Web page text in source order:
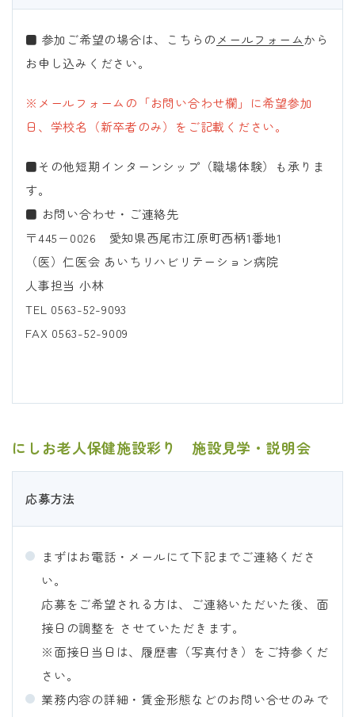
■ 参加ご希望の場合は、こちらのメールフォームから
お申し込みください。
※メールフォームの「お問い合わせ欄」に希望参加
日、学校名（新卒者のみ）をご記載ください。
■その他短期インターンシップ（職場体験）も承りま
す。
■ お問い合わせ・ご連絡先
〒445−0026 愛知県西尾市江原町西柄1番地1
（医）仁医会 あいちリハビリテーション病院
人事担当 小林
TEL 0563-52-9093
FAX 0563-52-9009
にしお老人保健施設彩り 施設見学・説明会
応募方法
まずはお電話・メールにて下記までご連絡くださ
い。
応募をご希望される方は、ご連絡いただいた後、面
接日の調整を させていただきます。
※面接日当日は、履歴書（写真付き）をご持参くだ
さい。
業務内容の詳細・賃金形態などのお問い合せのみで